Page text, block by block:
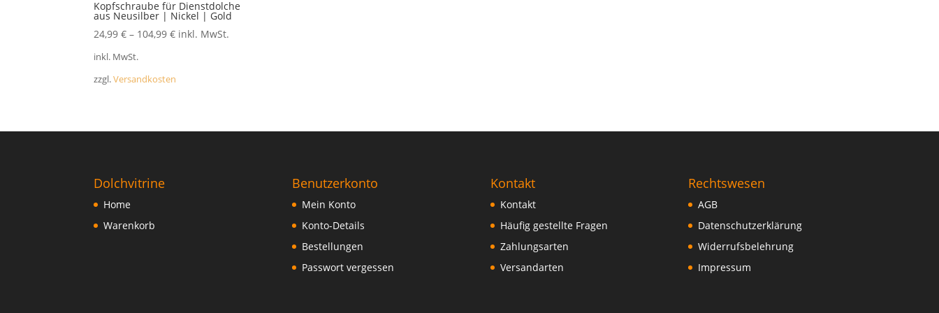
Kopfschraube für Dienstdolche
aus Neusilber | Nickel | Gold
24,99€ – 104,99€ inkl. MwSt.
inkl. MwSt.
zzgl.Versandkosten
Dolchvitrine
Home
Warenkorb
Benutzerkonto
Mein Konto
Konto-Details
Bestellungen
Passwort vergessen
Kontakt
Kontakt
Häufig gestellte Fragen
Zahlungsarten
Versandarten
Rechtswesen
AGB
Datenschutzerklärung
Widerrufsbelehrung
Impressum